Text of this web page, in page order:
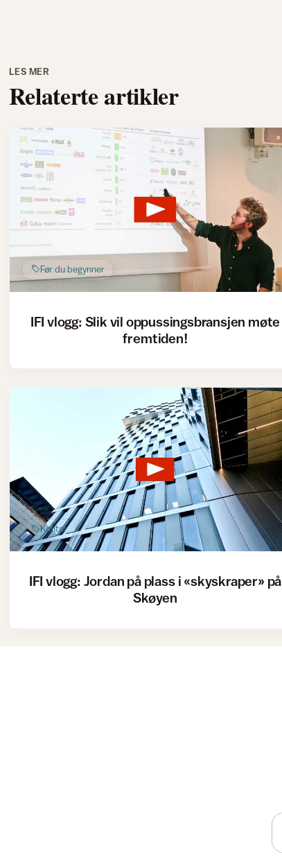
LES MER
Relaterte artikler
Før du begynner
IFI vlogg: Slik vil oppussingsbransjen møte
fremtiden!
Kontor
IFI vlogg: Jordan på plass i «skyskraper» på
Skøyen